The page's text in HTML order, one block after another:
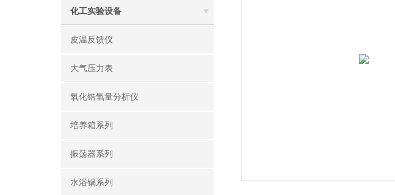
化工实验设备
皮温反馈仪
大气压力表
氧化锆氧量分析仪
培养箱系列
振荡器系列
水浴锅系列